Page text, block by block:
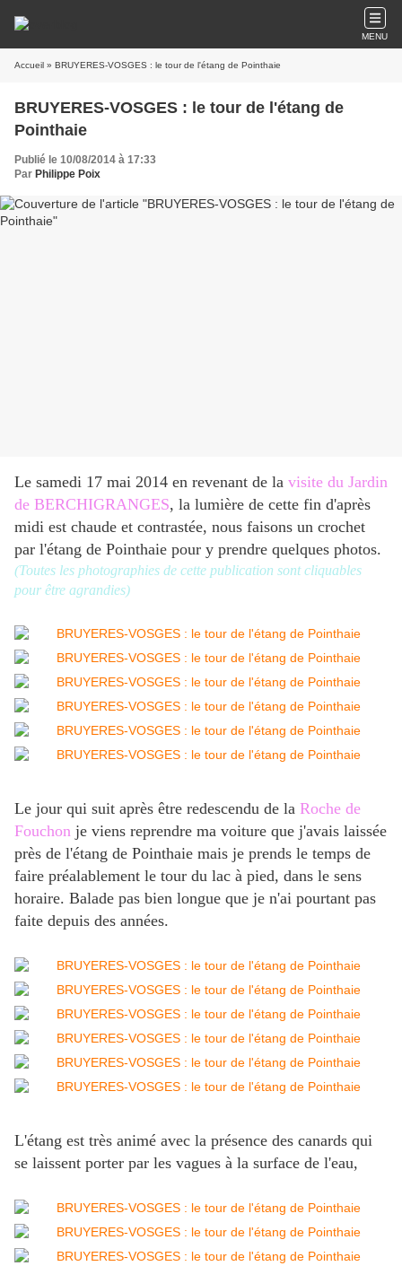
MENU
Accueil » BRUYERES-VOSGES : le tour de l'étang de Pointhaie
BRUYERES-VOSGES : le tour de l'étang de
Pointhaie
Publié le 10/08/2014 à 17:33
Par Philippe Poix
Le samedi 17 mai 2014 en revenant de la visite du Jardin
de BERCHIGRANGES, la lumière de cette fin d'après
midi est chaude et contrastée, nous faisons un crochet
par l'étang de Pointhaie pour y prendre quelques photos.
(Toutes les photographies de cette publication sont cliquables
pour être agrandies)
Le jour qui suit après être redescendu de la Roche de
Fouchon je viens reprendre ma voiture que j'avais laissée
près de l'étang de Pointhaie mais je prends le temps de
faire préalablement le tour du lac à pied, dans le sens
horaire. Balade pas bien longue que je n'ai pourtant pas
faite depuis des années.
L'étang est très animé avec la présence des canards qui
se laissent porter par les vagues à la surface de l'eau,